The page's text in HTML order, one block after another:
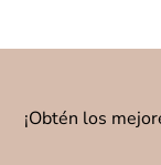
¡Obtén los